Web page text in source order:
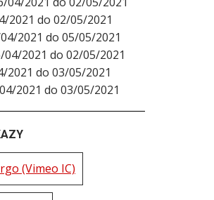
2021 do 02/05/2021
2021 do 05/05/2021
04/2021 do 02/05/2021
2021 do 03/05/2021
2021 do 03/05/2021
(Vimeo IC)